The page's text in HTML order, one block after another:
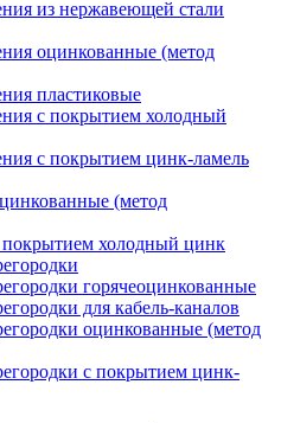
из нержавеющей стали
оцинкованные (метод
пластиковые
с покрытием холодный
с покрытием цинк-ламель
(метод
холодный цинк
горячеоцинкованные
для кабель-каналов
оцинкованные (метод
с покрытием цинк-